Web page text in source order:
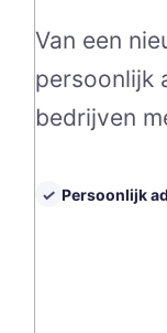
Van een
persoonlijk
bedrijven
✓ Persoonlijk